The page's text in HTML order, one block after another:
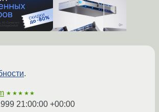
.
★★★★★
21:00:00 +00:00